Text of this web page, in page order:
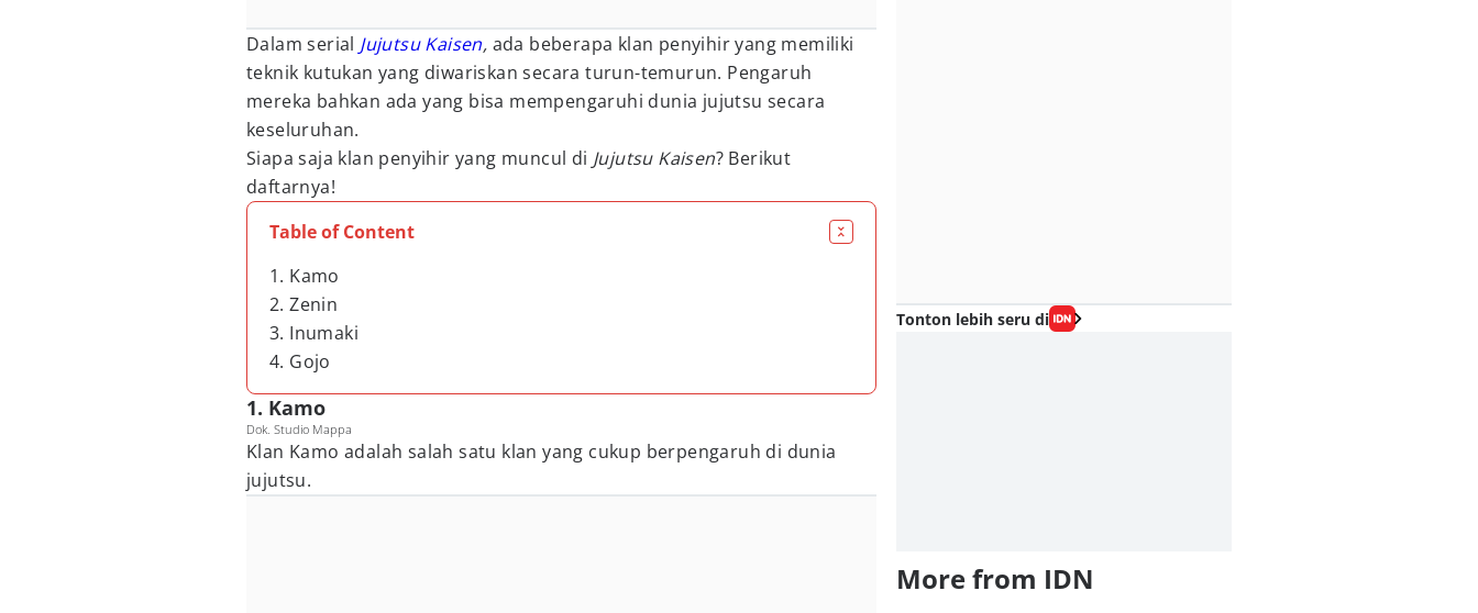
Dalam serial Jujutsu Kaisen, ada beberapa klan penyihir yang memiliki
teknik kutukan yang diwariskan secara turun-temurun. Pengaruh
mereka bahkan ada yang bisa mempengaruhi dunia jujutsu secara
keseluruhan.
Siapa saja klan penyihir yang muncul di Jujutsu Kaisen? Berikut
daftarnya!
Table of Content
1. Kamo
2. Zenin
3. Inumaki
4. Gojo
1. Kamo
Dok. Studio Mappa
Klan Kamo adalah salah satu klan yang cukup berpengaruh di dunia
jujutsu.
Tonton lebih seru di
More from IDN